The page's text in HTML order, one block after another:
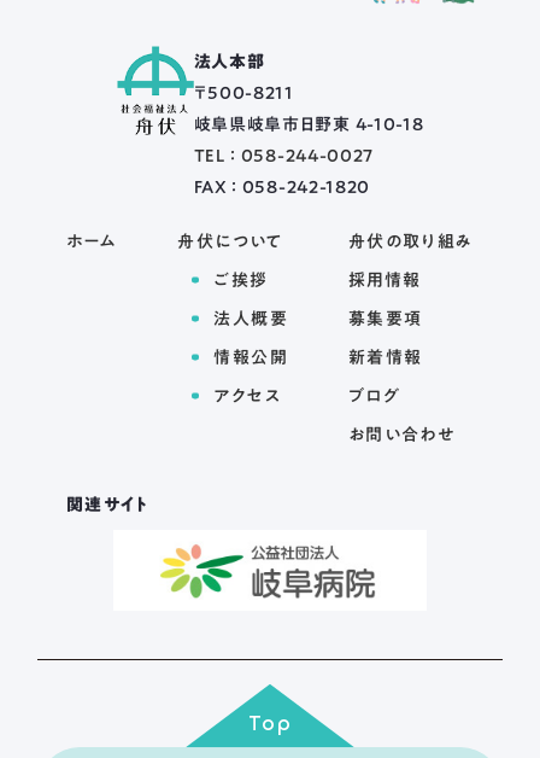
法人本部
〒500-8211
岐阜県岐阜市日野東 4-10-18
TEL ： 058-244-0027
FAX ： 058-242-1820
ホーム 舟伏について
ご挨拶
法人概要
情報公開
アクセス
舟伏の取り組み
採用情報
募集要項
新着情報
ブログ
お問い合わせ
関連サイト
Top